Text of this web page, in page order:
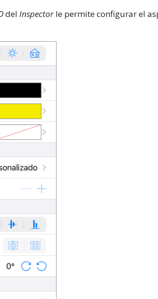
del Inspectorle permite configurar el